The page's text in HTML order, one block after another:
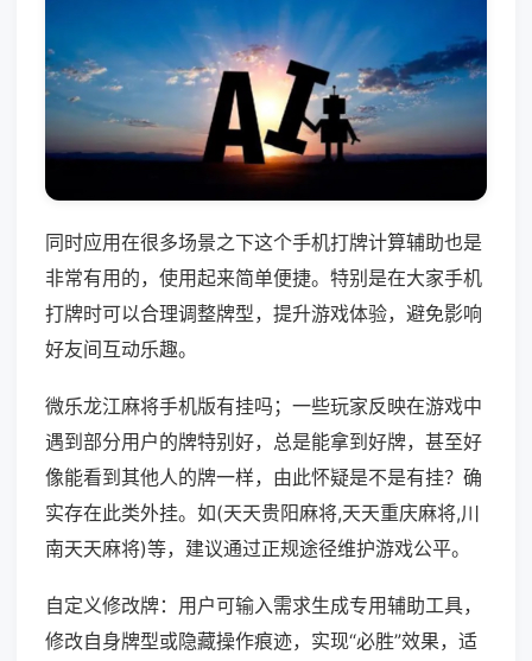
同时应用在很多场景之下这个手机打牌计算辅助也是
非常有用的，使用起来简单便捷。特别是在大家手机
打牌时可以合理调整牌型，提升游戏体验，避免影响
好友间互动乐趣。
微乐龙江麻将手机版有挂吗；一些玩家反映在游戏中
遇到部分用户的牌特别好，总是能拿到好牌，甚至好
像能看到其他人的牌一样，由此怀疑是不是有挂？确
实存在此类外挂。如(天天贵阳麻将,天天重庆麻将,川
南天天麻将)等，建议通过正规途径维护游戏公平。
自定义修改牌：用户可输入需求生成专用辅助工具，
修改自身牌型或隐藏操作痕迹，实现“必胜”效果，适